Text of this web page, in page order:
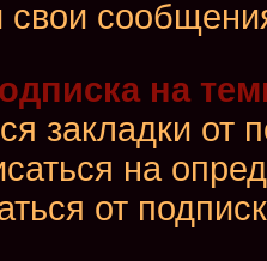
свои
на
закладки от
на
от